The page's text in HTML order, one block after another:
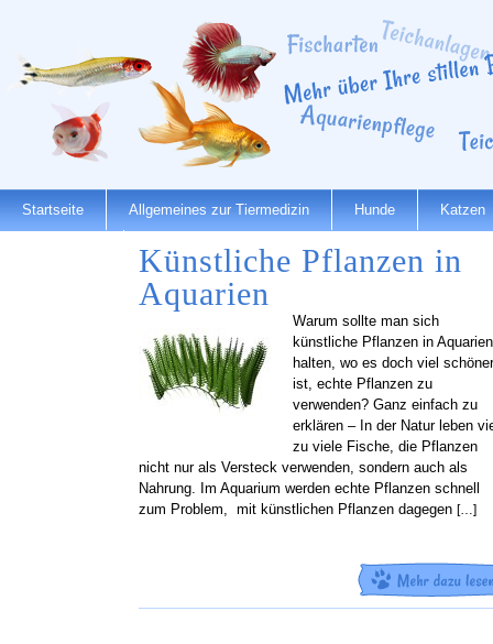
Startseite Allgemeines zur Tiermedizin Hunde Katzen
Künstliche Pflanzen in
Aquarien
Warum sollte man sich
künstliche Pflanzen in Aquarien
halten, wo es doch viel schöner
ist, echte Pflanzen zu
verwenden? Ganz einfach zu
erklären – In der Natur leben
zu viele Fische, die Pflanzen
nicht nur als Versteck verwenden, sondern auch als
Nahrung. Im Aquarium werden echte Pflanzen schnell
zum Problem, mit künstlichen Pflanzen dagegen […]